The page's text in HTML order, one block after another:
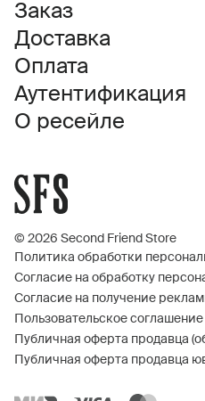
Заказ
Доставка
Оплата
Аутентификация
О ресейле
© 2026 Second Friend Store
Политика обработки
Согласие на обработку
Согласие на получение
Пользовательское соглашение
Публичная оферта продавца
Публичная оферта продавца